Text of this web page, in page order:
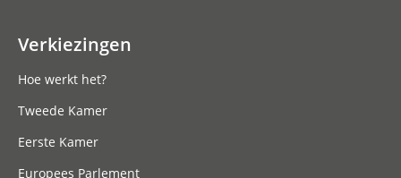
Verkiezingen
Hoe werkt het?
Tweede Kamer
Eerste Kamer
Europees Parlement